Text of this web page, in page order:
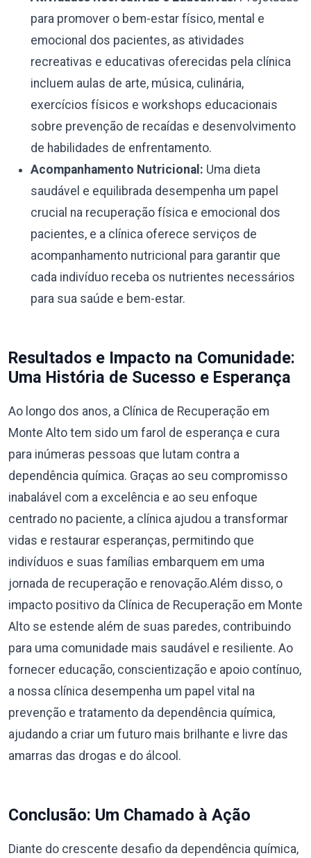
para promover o bem-estar físico, mental e
emocional dos pacientes, as atividades
recreativas e educativas oferecidas pela clínica
incluem aulas de arte, música, culinária,
exercícios físicos e workshops educacionais
sobre prevenção de recaídas e desenvolvimento
de habilidades de enfrentamento.
Acompanhamento Nutricional: Uma dieta
saudável e equilibrada desempenha um papel
crucial na recuperação física e emocional dos
pacientes, e a clínica oferece serviços de
acompanhamento nutricional para garantir que
cada indivíduo receba os nutrientes necessários
para sua saúde e bem-estar.
Resultados e Impacto na Comunidade:
Uma História de Sucesso e Esperança
Ao longo dos anos, a Clínica de Recuperação em
Monte Alto tem sido um farol de esperança e cura
para inúmeras pessoas que lutam contra a
dependência química. Graças ao seu compromisso
inabalável com a excelência e ao seu enfoque
centrado no paciente, a clínica ajudou a transformar
vidas e restaurar esperanças, permitindo que
indivíduos e suas famílias embarquem em uma
jornada de recuperação e renovação.Além disso, o
impacto positivo da Clínica de Recuperação em Monte
Alto se estende além de suas paredes, contribuindo
para uma comunidade mais saudável e resiliente. Ao
fornecer educação, conscientização e apoio contínuo,
a nossa clínica desempenha um papel vital na
prevenção e tratamento da dependência química,
ajudando a criar um futuro mais brilhante e livre das
amarras das drogas e do álcool.
Conclusão: Um Chamado à Ação
Diante do crescente desafio da dependência química,